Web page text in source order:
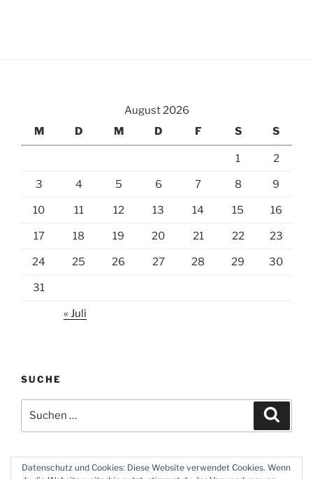
August 2026
M
D M D F S S
1 2
3 4 5 6 7 8 9
10 11 12 13 14 15 16
17 18 19 20 21 22 23
24 25 26 27 28 29 30
31
« Juli
SUCHE
nach:
Datenschutz und Cookies: Diese Website verwendet Cookies. Wenn